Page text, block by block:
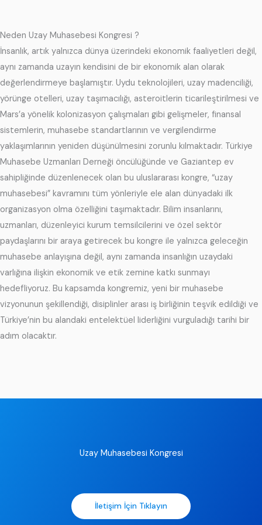
Neden Uzay Muhasebesi Kongresi ?
İnsanlık, artık yalnızca dünya üzerindeki ekonomik faaliyetleri değil,
aynı zamanda uzayın kendisini de bir ekonomik alan olarak
değerlendirmeye başlamıştır. Uydu teknolojileri, uzay madenciliği,
yörünge otelleri, uzay taşımacılığı, asteroitlerin ticarileştirilmesi ve
Mars’a yönelik kolonizasyon çalışmaları gibi gelişmeler, finansal
sistemlerin, muhasebe standartlarının ve vergilendirme
yaklaşımlarının yeniden düşünülmesini zorunlu kılmaktadır. Türkiye
Muhasebe Uzmanları Derneği öncülüğünde ve Gaziantep ev
sahipliğinde düzenlenecek olan bu uluslararası kongre, “uzay
muhasebesi” kavramını tüm yönleriyle ele alan dünyadaki ilk
organizasyon olma özelliğini taşımaktadır. Bilim insanlarını,
uzmanları, düzenleyici kurum temsilcilerini ve özel sektör
paydaşlarını bir araya getirecek bu kongre ile yalnızca geleceğin
muhasebe anlayışına değil, aynı zamanda insanlığın uzaydaki
varlığına ilişkin ekonomik ve etik zemine katkı sunmayı
hedefliyoruz. Bu kapsamda kongremiz, yeni bir muhasebe
vizyonunun şekillendiği, disiplinler arası iş birliğinin teşvik edildiği ve
Türkiye’nin bu alandaki entelektüel liderliğini vurguladığı tarihi bir
adım olacaktır.
Uzay Muhasebesi Kongresi
İletişim İçin Tıklayın